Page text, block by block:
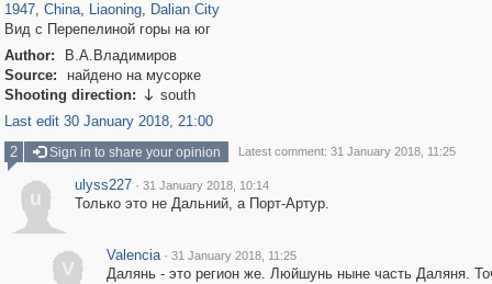
1947, China, Liaoning, Dalian City
Вид с Перепелиной горы на юг
Author:
В.А.Владимиров
Source:
найдено на мусорке
Shooting direction:  south
Last edit 30 January 2018, 21:00
2
Sign in to share your opinion Latest comment: 31 January 2018, 11:25
u
ulyss227 · 31 January 2018, 10:14
Только это не Дальний, а Порт-Артур.
V
Valencia · 31 January 2018, 11:25
Далянь - это регион же. Люйшунь ныне часть Даляня.